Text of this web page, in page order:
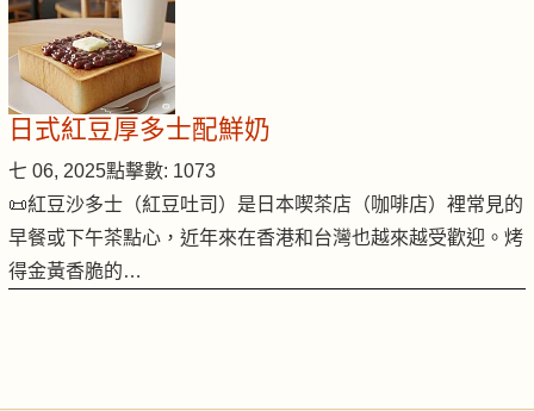
日式紅豆厚多士配鮮奶
七 06, 2025點擊數: 1073
📜紅豆沙多士（紅豆吐司）是日本喫茶店（咖啡店）裡常見的
早餐或下午茶點心，近年來在香港和台灣也越來越受歡迎。烤
得金黃香脆的…